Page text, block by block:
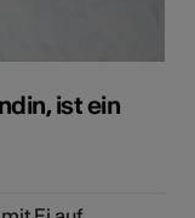
ist ein